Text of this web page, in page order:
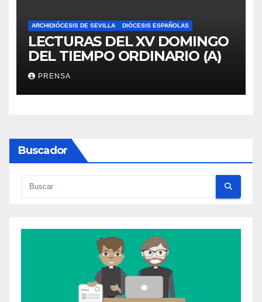
ARCHIDIÓCESIS DE SEVILLA DIÓCESIS ESPAÑOLAS
LECTURAS DEL XV DOMINGO
DEL TIEMPO ORDINARIO (A)
PRENSA
Buscador